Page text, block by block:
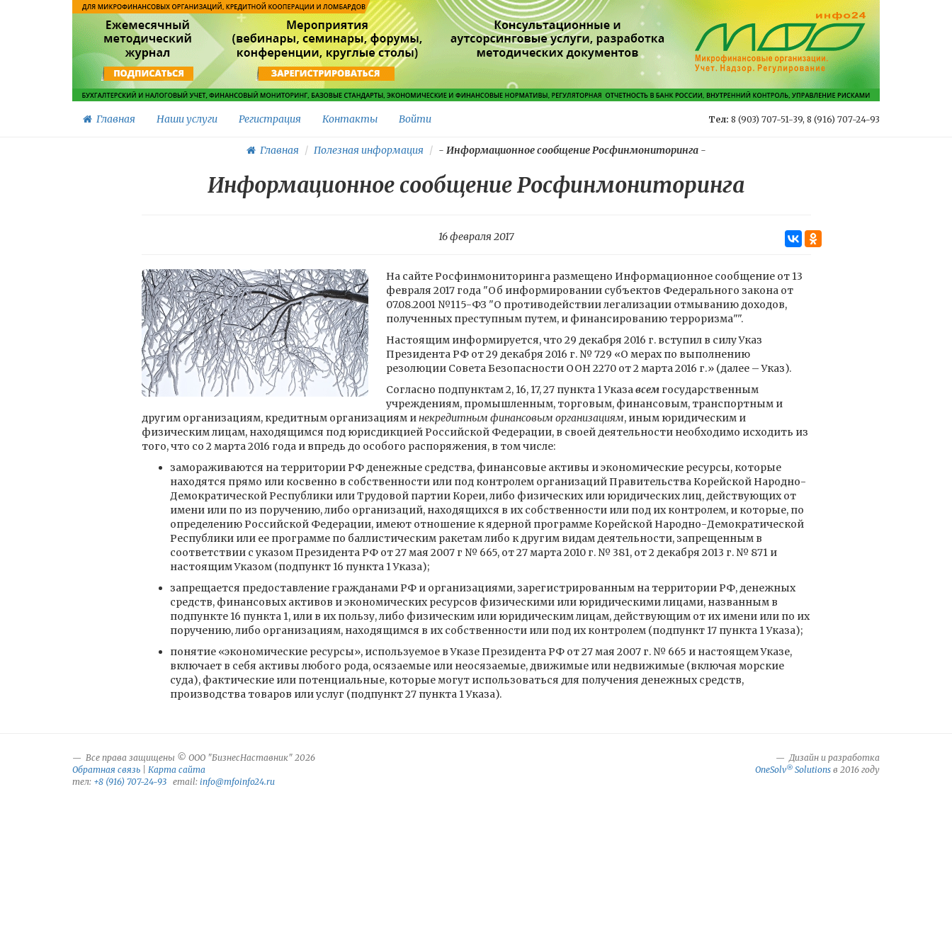
Главная Наши услуги Регистрация Контакты Войти Тел: 8 (903) 707-51-39, 8 (916) 707-24-93
Главная Полезная информация - Информационное сообщение Росфинмониторинга-
Информационное сообщение Росфинмониторинга
16 февраля 2017
На сайте Росфинмониторинга размещено Информационное сообщение от 13
февраля 2017 года "Об информировании субъектов Федерального закона от
07.08.2001 №115-ФЗ "О противодействии легализации отмыванию доходов,
полученных преступным путем, и финансированию терроризма"".
Настоящим информируется, что 29 декабря 2016 г. вступил в силу Указ
Президента РФ от 29 декабря 2016 г. № 729 «О мерах по выполнению
резолюции Совета Безопасности ООН 2270 от 2 марта 2016 г.» (далее – Указ).
Согласно подпунктам 2, 16, 17, 27 пункта 1 Указавсемгосударственным
учреждениям, промышленным, торговым, финансовым, транспортным и
другим организациям, кредитным организациям инекредитным финансовым организациям, иным юридическим и
физическим лицам, находящимся под юрисдикцией Российской Федерации, в своей деятельности необходимо исходить из
того, что со 2 марта 2016 года и впредь до особого распоряжения, в том числе:
замораживаются на территории РФ денежные средства, финансовые активы и экономические ресурсы, которые
находятся прямо или косвенно в собственности или под контролем организаций Правительства Корейской Народно-
Демократической Республики или Трудовой партии Кореи, либо физических или юридических лиц, действующих от
имени или по из поручению, либо организаций, находящихся в их собственности или под их контролем, и которые, по
определению Российской Федерации, имеют отношение к ядерной программе Корейской Народно-Демократической
Республики или ее программе по баллистическим ракетам либо к другим видам деятельности, запрещенным в
соответствии с указом Президента РФ от 27 мая 2007 г № 665, от 27 марта 2010 г. № 381, от 2 декабря 2013 г. № 871 и
настоящим Указом (подпункт 16 пункта 1 Указа);
запрещается предоставление гражданами РФ и организациями, зарегистрированным на территории РФ, денежных
средств, финансовых активов и экономических ресурсов физическими или юридическими лицами, названным в
подпункте 16 пункта 1, или в их пользу, либо физическим или юридическим лицам, действующим от их имени или по их
поручению, либо организациям, находящимся в их собственности или под их контролем (подпункт 17 пункта 1 Указа);
понятие «экономические ресурсы», используемое в Указе Президента РФ от 27 мая 2007 г. № 665 и настоящем Указе,
включает в себя активы любого рода, осязаемые или неосязаемые, движимые или недвижимые (включая морские
суда), фактические или потенциальные, которые могут использоваться для получения денежных средств,
производства товаров или услуг (подпункт 27 пункта 1 Указа).
Все права защищены © ООО "БизнесНаставник" 2026
Обратная связь
Карта сайта
тел: +8 (916) 707-24-93 email: info@mfoinfo24.ru
Дизайн и разработка
OneSolv® Solutions в 2016 году